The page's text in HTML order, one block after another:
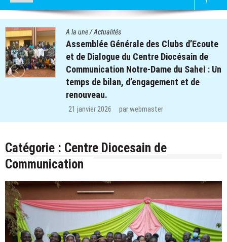
A la une/Actualités
Assemblée Générale des Clubs d’Ecoute
et de Dialogue du Centre Diocésain de
Communication Notre-Dame du Sahel : Un
temps de bilan, d’engagement et de
renouveau.
21 janvier 2026 parwebmaster
Catégorie : Centre Diocesain de
Communication